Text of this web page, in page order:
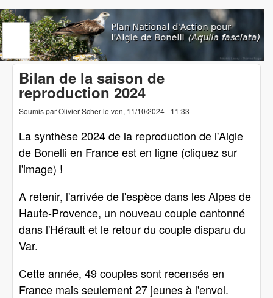
Aller au contenu principal
www.aigledebonelli.org
Bilan de la saison de
reproduction 2024
Soumis parOlivier Scherle ven, 11/10/2024 - 11:33
La synthèse 2024 de la reproduction de l'Aigle
de Bonelli en France est en ligne (cliquez sur
l'image) !
A retenir, l'arrivée de l'espèce dans les Alpes de
Haute-Provence, un nouveau couple cantonné
dans l'Hérault et le retour du couple disparu du
Var.
Cette année, 49 couples sont recensés en
France mais seulement 27 jeunes à l'envol.